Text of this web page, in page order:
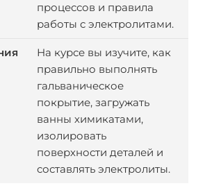
процессов и правила
работы с электролитами.
На курсе вы изучите, как
правильно выполнять
гальваническое
покрытие, загружать
ванны химикатами,
изолировать
поверхности деталей и
составлять электролиты.